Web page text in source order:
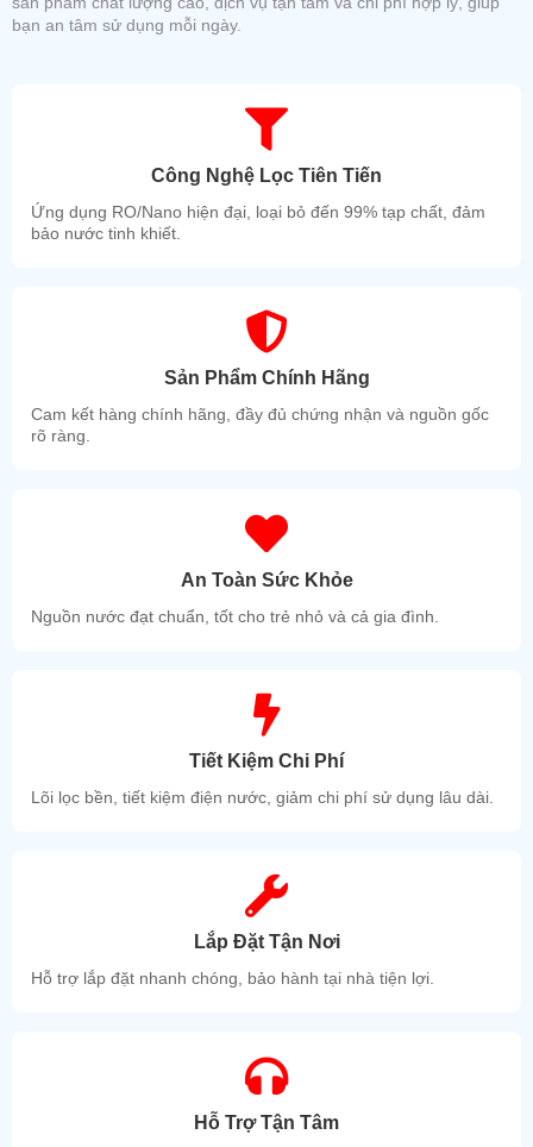
bạn an tâm sử dụng mỗi ngày.
Công Nghệ Lọc Tiên Tiến
Ứng dụng RO/Nano hiện đại, loại bỏ đến 99% tạp chất, đảm
bảo nước tinh khiết.
Sản Phẩm Chính Hãng
Cam kết hàng chính hãng, đầy đủ chứng nhận và nguồn gốc
rõ ràng.
An Toàn Sức Khỏe
Nguồn nước đạt chuẩn, tốt cho trẻ nhỏ và cả gia đình.
Tiết Kiệm Chi Phí
Lõi lọc bền, tiết kiệm điện nước, giảm chi phí sử dụng lâu dài.
Lắp Đặt Tận Nơi
Hỗ trợ lắp đặt nhanh chóng, bảo hành tại nhà tiện lợi.
Hỗ Trợ Tận Tâm